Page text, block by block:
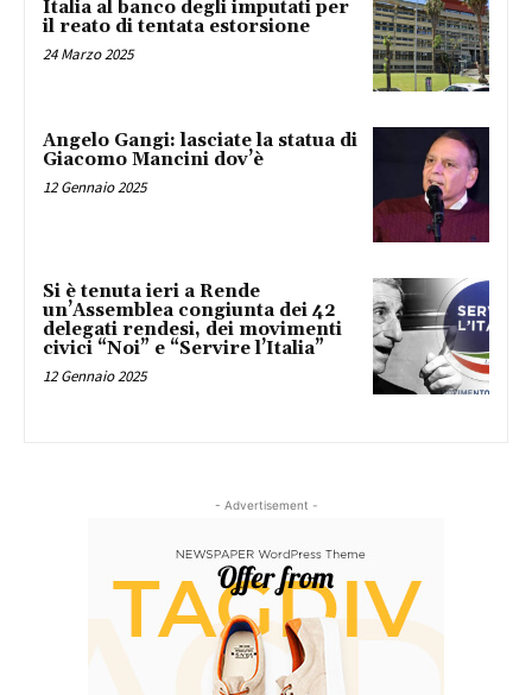
Italia al banco degli imputati per
il reato di tentata estorsione
24 Marzo 2025
Angelo Gangi: lasciate la statua di
Giacomo Mancini dov’è
12 Gennaio 2025
Si è tenuta ieri a Rende
un’Assemblea congiunta dei 42
delegati rendesi, dei movimenti
civici “Noi” e “Servire l’Italia”
12 Gennaio 2025
- Advertisement -